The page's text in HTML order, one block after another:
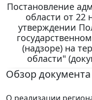
Постановление
области от 22
утверждении
(надзоре) на
области"
Обзор документа